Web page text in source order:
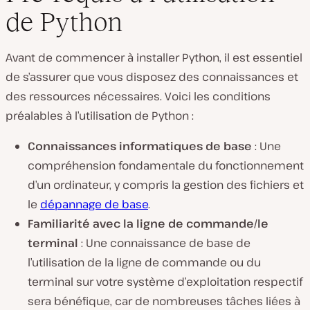
de Python
Avant de commencer à installer Python, il est essentiel
de s’assurer que vous disposez des connaissances et
des ressources nécessaires. Voici les conditions
préalables à l’utilisation de Python :
Connaissances informatiques de base : Une
compréhension fondamentale du fonctionnement
d’un ordinateur, y compris la gestion des fichiers et
le dépannage de base.
Familiarité avec la ligne de commande/le
terminal : Une connaissance de base de
l’utilisation de la ligne de commande ou du
terminal sur votre système d’exploitation respectif
sera bénéfique, car de nombreuses tâches liées à